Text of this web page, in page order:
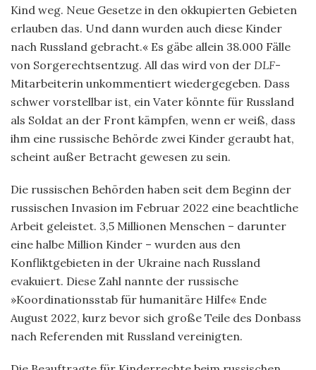
Kind weg. Neue Gesetze in den okkupierten Gebieten
erlauben das. Und dann wurden auch diese Kinder
nach Russland gebracht.« Es gäbe allein 38.000 Fälle
von Sorgerechtsentzug. All das wird von der DLF-
Mitarbeiterin unkommentiert wiedergegeben. Dass
schwer vorstellbar ist, ein Vater könnte für Russland
als Soldat an der Front kämpfen, wenn er weiß, dass
ihm eine russische Behörde zwei Kinder geraubt hat,
scheint außer Betracht gewesen zu sein.
Die russischen Behörden haben seit dem Beginn der
russischen Invasion im Februar 2022 eine beachtliche
Arbeit geleistet. 3,5 Millionen Menschen – darunter
eine halbe Million Kinder – wurden aus den
Konfliktgebieten in der Ukraine nach Russland
evakuiert. Diese Zahl nannte der russische
»Koordinationsstab für humanitäre Hilfe« Ende
August 2022, kurz bevor sich große Teile des Donbass
nach Referenden mit Russland vereinigten.